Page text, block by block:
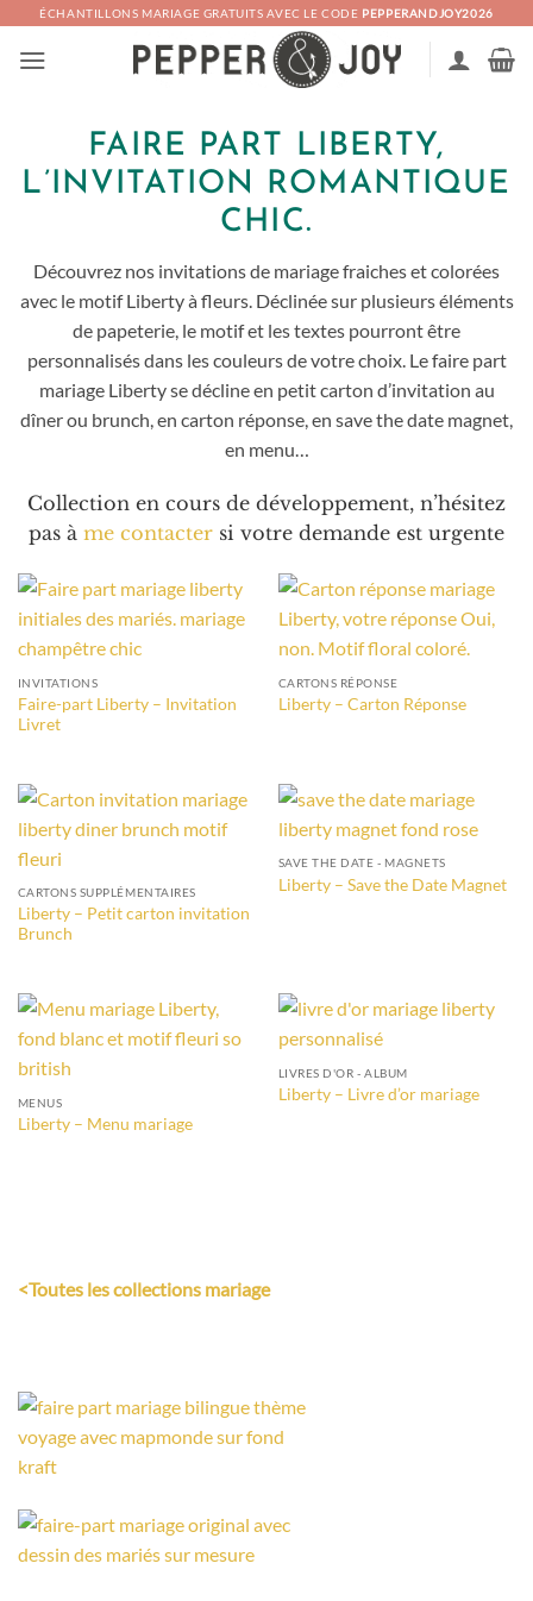
Passer
contenu
ÉCHANTILLONS MARIAGE GRATUITS AVEC LE CODE PEPPERANDJOY2026
FAIRE PART LIBERTY,
L’INVITATION ROMANTIQUE
CHIC.
Découvrez nos invitations de mariage fraiches et colorées
avec le motif Liberty à fleurs. Déclinée sur plusieurs éléments
de papeterie, le motif et les textes pourront être
personnalisés dans les couleurs de votre choix. Le faire part
mariage Liberty se décline en petit carton d’invitation au
dîner ou brunch, en carton réponse, en save the date magnet,
en menu…
Collection en cours de développement, n’hésitez
pas à me contacter si votre demande est urgente
INVITATIONS
Faire-part Liberty – Invitation
Livret
CARTONS RÉPONSE
Liberty – Carton Réponse
CARTONS SUPPLÉMENTAIRES
Liberty – Petit carton invitation
Brunch
SAVE THE DATE - MAGNETS
Liberty – Save the Date Magnet
MENUS
Liberty – Menu mariage
LIVRES D'OR - ALBUM
Liberty – Livre d’or mariage
<Toutes les collections mariage